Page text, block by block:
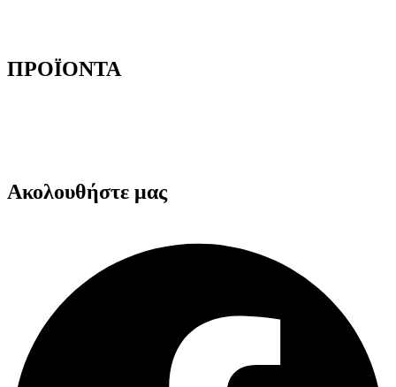
ΠΡΟΪΟΝΤΑ
Ακολουθήστε μας